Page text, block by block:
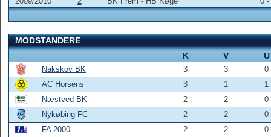
MODSTANDERE
K
V U
Nakskov BK 3 3
0
AC Horsens
3 1
1
Næstved BK
2 2
0
Nykøbing FC
2 2
0
FA 2000
2 2
0